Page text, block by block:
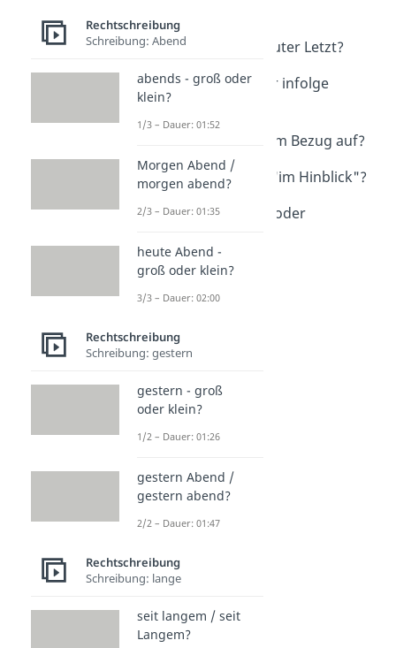
Dauer: 01:01
zuguterletzt / zu guter Letzt?
infolgedessen oder infolge
dessen?
Dauer: 02:58
in Bezug auf oder im Bezug auf?
Dauer: 01:07
"in Hinblick" oder "im Hinblick"?
Dauer: 01:04
von statten gehen oder
Dauer: 02:02
Rechtschreibung
Schreibung: Abend
abends - groß oder
klein?
1/3 – Dauer: 01:52
Morgen Abend /
morgen abend?
2/3 – Dauer: 01:35
heute Abend -
groß oder klein?
3/3 – Dauer: 02:00
Rechtschreibung
Schreibung: gestern
gestern - groß
oder klein?
1/2 – Dauer: 01:26
gestern Abend /
gestern abend?
2/2 – Dauer: 01:47
Rechtschreibung
Schreibung: lange
seit langem / seit
Langem?